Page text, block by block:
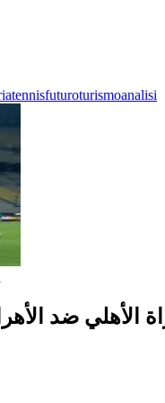
tennisfuturoturismoanalisi
الأهلي ضد